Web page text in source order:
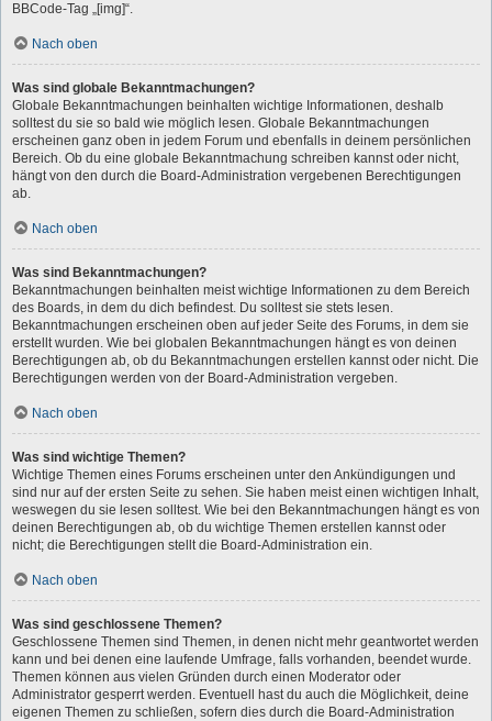
BBCode-Tag „[img]“.
Nach oben
Was sind globale Bekanntmachungen?
Globale Bekanntmachungen beinhalten wichtige Informationen, deshalb
solltest du sie so bald wie möglich lesen. Globale Bekanntmachungen
erscheinen ganz oben in jedem Forum und ebenfalls in deinem persönlichen
Bereich. Ob du eine globale Bekanntmachung schreiben kannst oder nicht,
hängt von den durch die Board-Administration vergebenen Berechtigungen
ab.
Nach oben
Was sind Bekanntmachungen?
Bekanntmachungen beinhalten meist wichtige Informationen zu dem Bereich
des Boards, in dem du dich befindest. Du solltest sie stets lesen.
Bekanntmachungen erscheinen oben auf jeder Seite des Forums, in dem sie
erstellt wurden. Wie bei globalen Bekanntmachungen hängt es von deinen
Berechtigungen ab, ob du Bekanntmachungen erstellen kannst oder nicht. Die
Berechtigungen werden von der Board-Administration vergeben.
Nach oben
Was sind wichtige Themen?
Wichtige Themen eines Forums erscheinen unter den Ankündigungen und
sind nur auf der ersten Seite zu sehen. Sie haben meist einen wichtigen Inhalt,
weswegen du sie lesen solltest. Wie bei den Bekanntmachungen hängt es von
deinen Berechtigungen ab, ob du wichtige Themen erstellen kannst oder
nicht; die Berechtigungen stellt die Board-Administration ein.
Nach oben
Was sind geschlossene Themen?
Geschlossene Themen sind Themen, in denen nicht mehr geantwortet werden
kann und bei denen eine laufende Umfrage, falls vorhanden, beendet wurde.
Themen können aus vielen Gründen durch einen Moderator oder
Administrator gesperrt werden. Eventuell hast du auch die Möglichkeit, deine
eigenen Themen zu schließen, sofern dies durch die Board-Administration